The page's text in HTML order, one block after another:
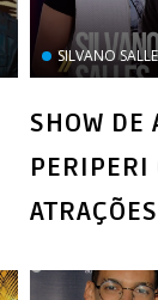
SILVANO
SHOW DE
PERIPERI
ATRAÇÕES